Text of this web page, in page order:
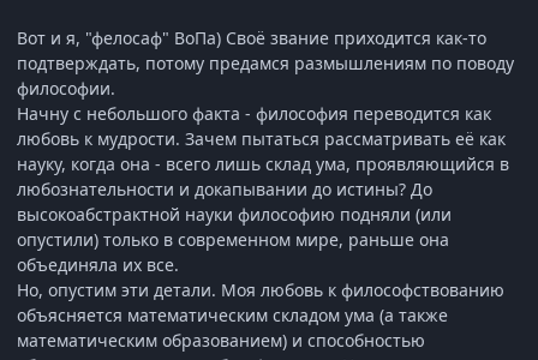
Вот и я, "фелосаф" ВоПа) Своё звание приходится как-то
подтверждать, потому предамся размышлениям по поводу
философии.
Начну с небольшого факта - философия переводится как
любовь к мудрости. Зачем пытаться рассматривать её как
науку, когда она - всего лишь склад ума, проявляющийся в
любознательности и докапывании до истины? До
высокоабстрактной науки философию подняли (или
опустили) только в современном мире, раньше она
объединяла их все.
Но, опустим эти детали. Моя любовь к философствованию
объясняется математическим складом ума (а также
математическим образованием) и способностью